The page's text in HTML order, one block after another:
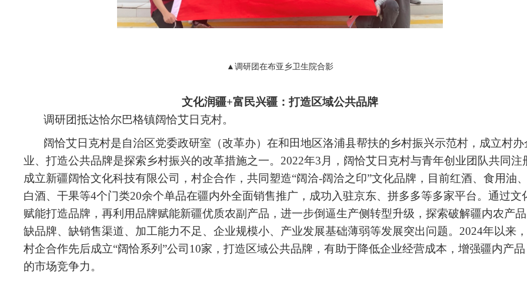
▲调研团在布亚乡卫生院合影
文化润疆+富民兴疆：打造区域公共品牌
调研团抵达恰尔巴格镇阔恰艾日克村。
阔恰艾日克村是自治区党委政研室（改革办）在和田地区洛浦县帮扶的乡村振兴示范村，成立村办
业、打造公共品牌是探索乡村振兴的改革措施之一。2022年3月，阔恰艾日克村与青年创业团队共同注
成立新疆阔恰文化科技有限公司，村企合作，共同塑造“阔洽-阔洽之印”文化品牌，目前红酒、食用油、
白酒、干果等4个门类20余个单品在疆内外全面销售推广，成功入驻京东、拼多多等多家平台。通过文
赋能打造品牌，再利用品牌赋能新疆优质农副产品，进一步倒逼生产侧转型升级，探索破解疆内农产品
缺品牌、缺销售渠道、加工能力不足、企业规模小、产业发展基础薄弱等发展突出问题。2024年以来，
村企合作先后成立“阔恰系列”公司10家，打造区域公共品牌，有助于降低企业经营成本，增强疆内产品
的市场竞争力。